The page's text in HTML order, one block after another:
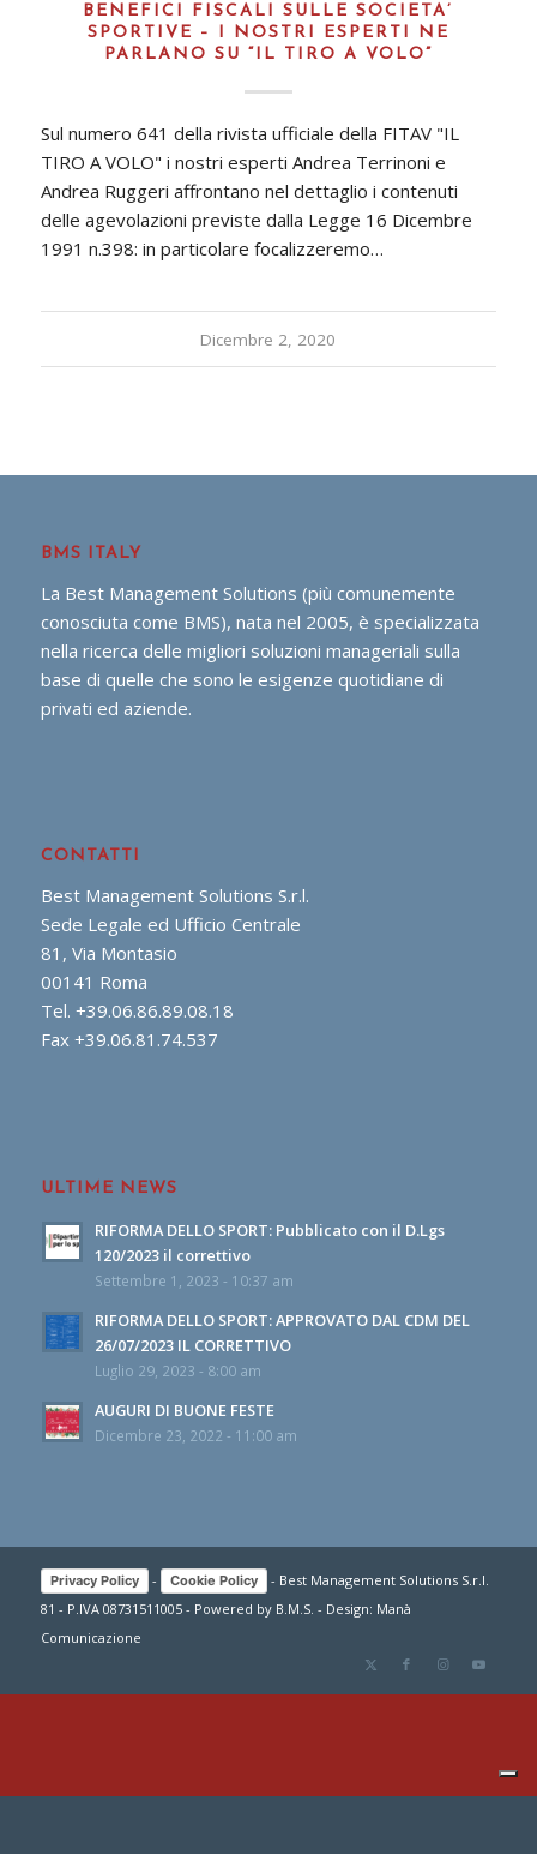
BENEFICI FISCALI SULLE SOCIETA’
SPORTIVE – I NOSTRI ESPERTI NE
PARLANO SU “IL TIRO A VOLO”
Sul numero 641 della rivista ufficiale della FITAV "IL
TIRO A VOLO" i nostri esperti Andrea Terrinoni e
Andrea Ruggeri affrontano nel dettaglio i contenuti
delle agevolazioni previste dalla Legge 16 Dicembre
1991 n.398: in particolare focalizzeremo…
Dicembre 2, 2020
BMS ITALY
La Best Management Solutions (più comunemente
conosciuta come BMS), nata nel 2005, è specializzata
nella ricerca delle migliori soluzioni manageriali sulla
base di quelle che sono le esigenze quotidiane di
privati ed aziende.
CONTATTI
Best Management Solutions S.r.l.
Sede Legale ed Ufficio Centrale
81, Via Montasio
00141 Roma
Tel. +39.06.86.89.08.18
Fax +39.06.81.74.537
ULTIME NEWS
RIFORMA DELLO SPORT: Pubblicato con il D.Lgs
120/2023 il correttivo
Settembre 1, 2023 - 10:37 am
RIFORMA DELLO SPORT: APPROVATO DAL CDM DEL
26/07/2023 IL CORRETTIVO
Luglio 29, 2023 - 8:00 am
AUGURI DI BUONE FESTE
Dicembre 23, 2022 - 11:00 am
Privacy Policy - Cookie Policy
- Best Management Solutions S.r.l.
81 - P.IVA 08731511005 - Powered by B.M.S. - Design: Manà
Comunicazione